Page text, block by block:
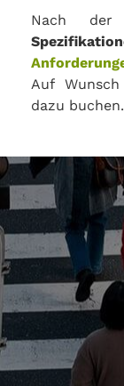
Nach der
Auf
dazu buchen.